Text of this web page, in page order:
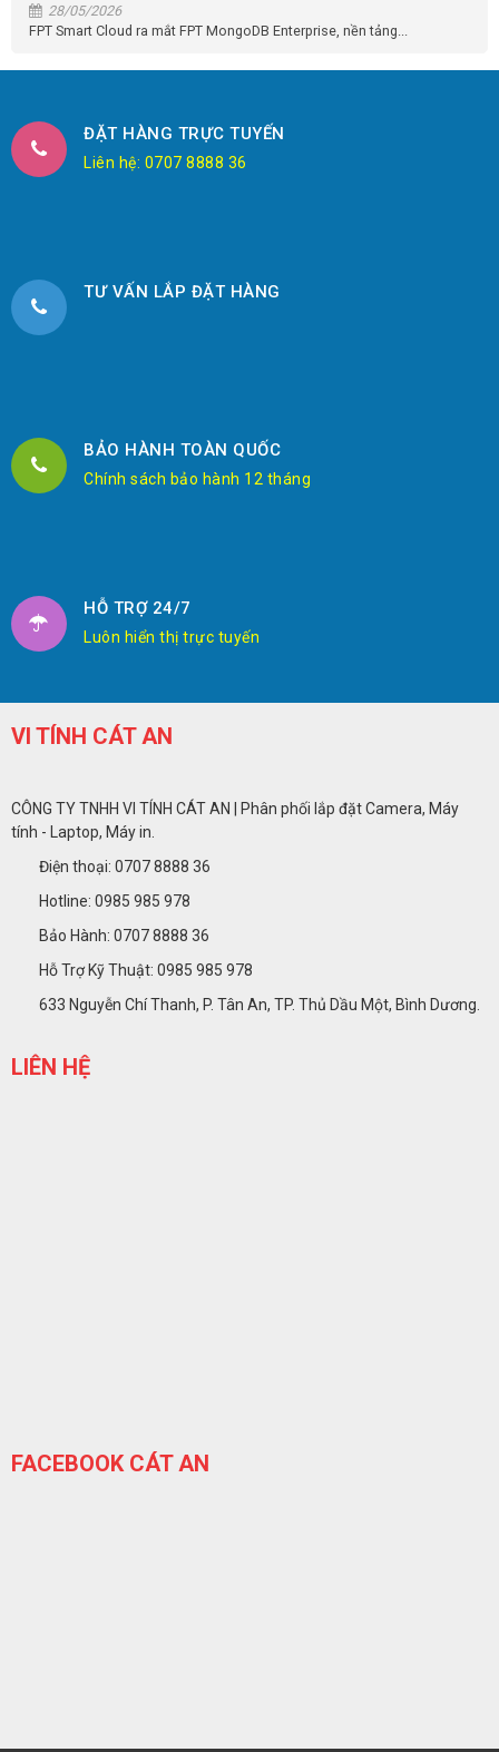
28/05/2026
FPT Smart Cloud ra mắt FPT MongoDB Enterprise, nền tảng...
ĐẶT HÀNG TRỰC TUYẾN
Liên hệ: 0707 8888 36
TƯ VẤN LẮP ĐẶT HÀNG
BẢO HÀNH TOÀN QUỐC
Chính sách bảo hành 12 tháng
HỖ TRỢ 24/7
Luôn hiển thị trực tuyến
VI TÍNH CÁT AN
CÔNG TY TNHH VI TÍNH CÁT AN | Phân phối lắp đặt Camera, Máy
tính - Laptop, Máy in.
Điện thoại: 0707 8888 36
Hotline: 0985 985 978
Bảo Hành: 0707 8888 36
Hỗ Trợ Kỹ Thuật: 0985 985 978
633 Nguyễn Chí Thanh, P. Tân An, TP. Thủ Dầu Một, Bình Dương.
LIÊN HỆ
FACEBOOK CÁT AN